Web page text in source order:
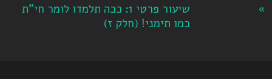
שיעור פרטי 1: ככה תלמדו לומר חי"ת
כמו תימני! ‏(חלק ז‏)